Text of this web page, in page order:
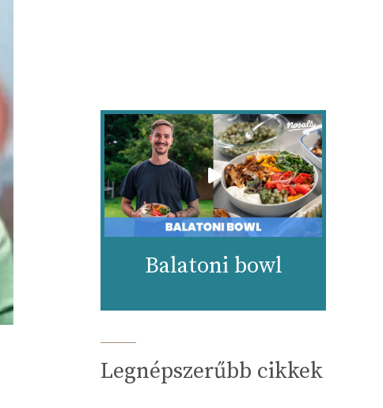
Balatoni bowl
Legnépszerűbb cikkek